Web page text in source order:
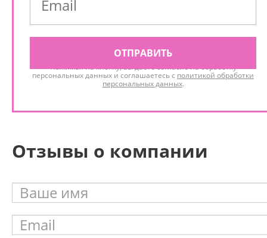
ОТПРАВИТЬ
Нажимая на кнопку, вы даёте согласие на обработку
персональных данных и соглашаетесь с политикой обработки
персональных данных.
Отзывы о компании